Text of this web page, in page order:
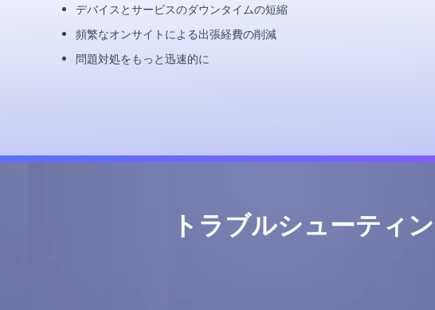
デバイスとサービスのダウンタイムの短縮
頻繁なオンサイトによる出張経費の削減
問題対処をもっと迅速的に
トラブルシューティ